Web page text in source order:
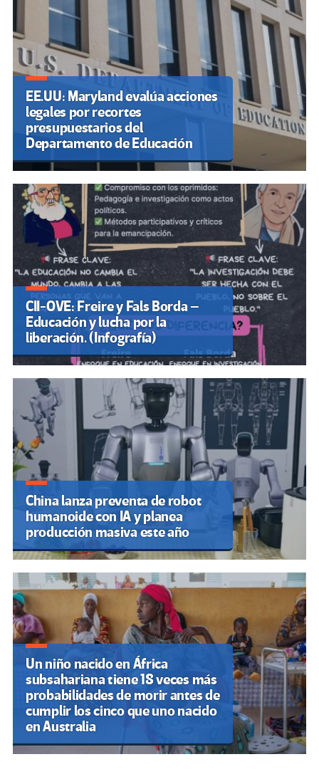
EE.UU: Maryland evalúa acciones
legales por recortes
presupuestarios del
Departamento de Educación
CII-OVE: Freire y Fals Borda –
Educación y lucha por la
liberación. (Infografía)
China lanza preventa de robot
humanoide con IA y planea
producción masiva este año
Un niño nacido en África
subsahariana tiene 18 veces más
probabilidades de morir antes de
cumplir los cinco que uno nacido
en Australia